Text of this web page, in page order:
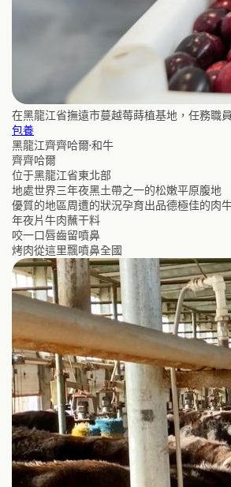
在黑龍江省撫遠市蔓越莓蒔植基地，任務職
包養
黑龍江齊齊哈爾·和牛
齊齊哈爾
位于黑龍江省東北部
地處世界三年夜黑土帶之一的松嫩平原腹地
優質的地區周遭的狀況孕育出品德極佳的肉
年夜片牛肉蘸干料
咬一口唇齒留噴鼻
烤肉從這里飄噴鼻全國